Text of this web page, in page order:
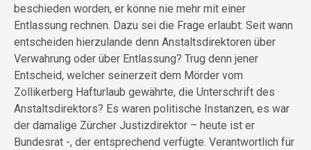
beschieden worden, er könne nie mehr mit einer
Entlassung rechnen. Dazu sei die Frage erlaubt: Seit wann
entscheiden hierzulande denn Anstaltsdirektoren über
Verwahrung oder über Entlassung? Trug denn jener
Entscheid, welcher seinerzeit dem Mörder vom
Zollikerberg Hafturlaub gewährte, die Unterschrift des
Anstaltsdirektors? Es waren politische Instanzen, es war
der damalige Zürcher Justizdirektor – heute ist er
Bundesrat -, der entsprechend verfügte. Verantwortlich für